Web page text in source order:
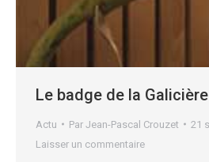
Le badge de la Galicière
Actu Par Jean-Pascal Crouzet
21
Laisser un commentaire